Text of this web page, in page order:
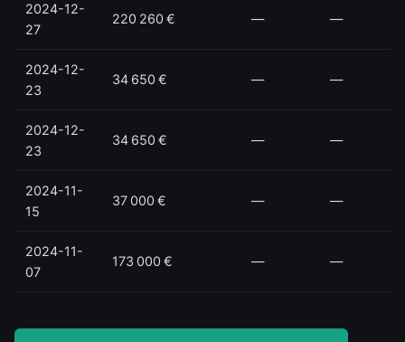
2024-12-
27
220 260 € — —
2024-12-
23
34 650 € — —
2024-12-
23
34 650 € — —
2024-11-
15
37 000 € — —
2024-11-
07
173 000 € — —